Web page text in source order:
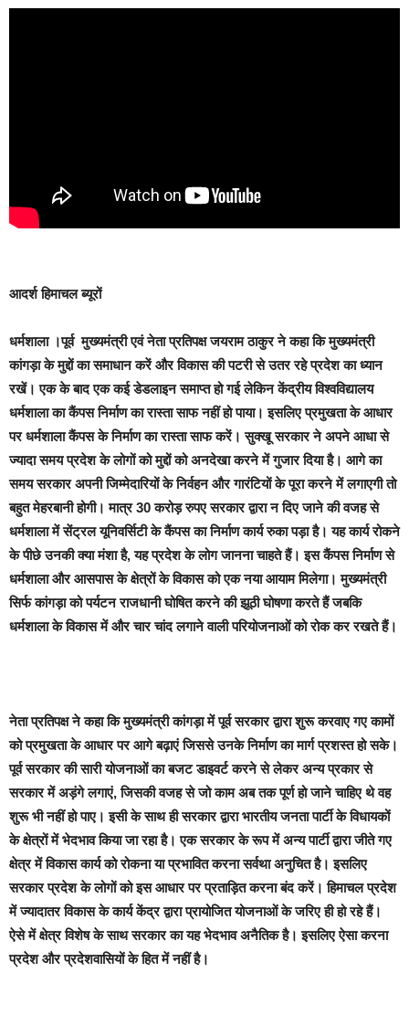
आदर्श हिमाचल ब्यूरों
धर्मशाला।पूर्व मुख्यमंत्री एवं नेता प्रतिपक्ष जयराम ठाकुर ने कहा कि मुख्यमंत्री
कांगड़ा के मुद्दों का समाधान करें और विकास की पटरी से उतर रहे प्रदेश का ध्यान
रखें। एक के बाद एक कई डेडलाइन समाप्त हो गई लेकिन केंद्रीय विश्वविद्यालय
धर्मशाला का कैंपस निर्माण का रास्ता साफ नहीं हो पाया। इसलिए प्रमुखता के आधार
पर धर्मशाला कैंपस के निर्माण का रास्ता साफ करें। सुक्खू सरकार ने अपने आधा से
ज्यादा समय प्रदेश के लोगों को मुद्दों को अनदेखा करने में गुजार दिया है। आगे का
समय सरकार अपनी जिम्मेदारियों के निर्वहन और गारंटियों के पूरा करने में लगाएगी तो
बहुत मेहरबानी होगी। मात्र 30 करोड़ रुपए सरकार द्वारा न दिए जाने की वजह से
धर्मशाला में सेंट्रल यूनिवर्सिटी के कैंपस का निर्माण कार्य रुका पड़ा है। यह कार्य रोकने
के पीछे उनकी क्या मंशा है, यह प्रदेश के लोग जानना चाहते हैं। इस कैंपस निर्माण से
धर्मशाला और आसपास के क्षेत्रों के विकास को एक नया आयाम मिलेगा। मुख्यमंत्री
सिर्फ कांगड़ा को पर्यटन राजधानी घोषित करने की झूठी घोषणा करते हैं जबकि
धर्मशाला के विकास में और चार चांद लगाने वाली परियोजनाओं को रोक कर रखते हैं।
नेता प्रतिपक्ष ने कहा कि मुख्यमंत्री कांगड़ा में पूर्व सरकार द्वारा शुरू करवाए गए कामों
को प्रमुखता के आधार पर आगे बढ़ाएं जिससे उनके निर्माण का मार्ग प्रशस्त हो सके।
पूर्व सरकार की सारी योजनाओं का बजट डाइवर्ट करने से लेकर अन्य प्रकार से
सरकार में अड़ंगे लगाएं, जिसकी वजह से जो काम अब तक पूर्ण हो जाने चाहिए थे वह
शुरू भी नहीं हो पाए। इसी के साथ ही सरकार द्वारा भारतीय जनता पार्टी के विधायकों
के क्षेत्रों में भेदभाव किया जा रहा है। एक सरकार के रूप में अन्य पार्टी द्वारा जीते गए
क्षेत्र में विकास कार्य को रोकना या प्रभावित करना सर्वथा अनुचित है। इसलिए
सरकार प्रदेश के लोगों को इस आधार पर प्रताड़ित करना बंद करें। हिमाचल प्रदेश
में ज्यादातर विकास के कार्य केंद्र द्वारा प्रायोजित योजनाओं के जरिए ही हो रहे हैं।
ऐसे में क्षेत्र विशेष के साथ सरकार का यह भेदभाव अनैतिक है। इसलिए ऐसा करना
प्रदेश और प्रदेशवासियों के हित में नहीं है।